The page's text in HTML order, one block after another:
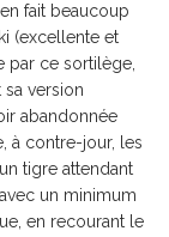
fait beaucoup
(excellente et
par ce sortilège,
sa version
abandonnée
à contre-jour, les
tigre attendant
un minimum
en recourant le